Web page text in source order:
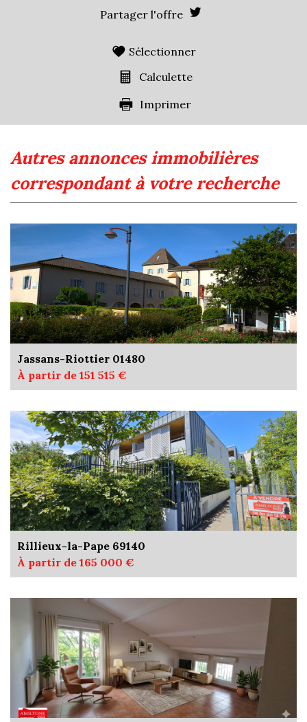
Partager l'offre
Sélectionner
Calculette
Imprimer
autres annonces immobilières
correspondant à votre recherche
Jassans-Riottier 01480
À partir de 151 515 €
Rillieux-la-Pape 69140
À partir de 165 000 €